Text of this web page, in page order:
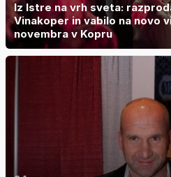
Iz Istre na vrh sveta:
Vinakoper in vabilo na novo
novembra v Kopru